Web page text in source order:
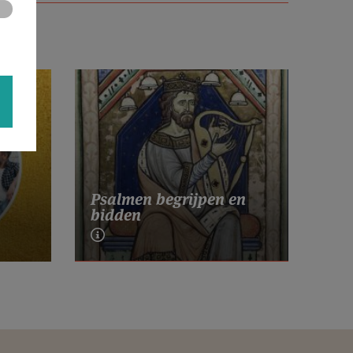
Psalmen begrijpen en
bidden